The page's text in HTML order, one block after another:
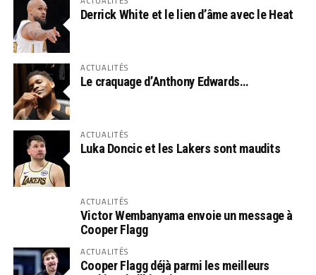
Derrick White et le lien d’âme avec le Heat
ACTUALITÉS
Le craquage d’Anthony Edwards…
ACTUALITÉS
Luka Doncic et les Lakers sont maudits
ACTUALITÉS
Victor Wembanyama envoie un message à
Cooper Flagg
ACTUALITÉS
Cooper Flagg déjà parmi les meilleurs